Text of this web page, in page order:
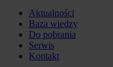
Aktualności
Baza wiedzy
Do pobrania
Serwis
Kontakt